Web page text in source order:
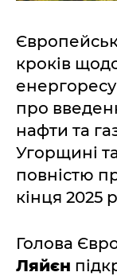
кроків
про
нафти та
Угорщині
повністю
кінця 2025
Голова
Ляйєн